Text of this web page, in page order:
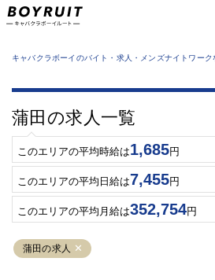
業種から探す
運営者情報
キャバクラボーイのバイト・求人・メンズナイトワー
蒲田の求人一覧
このエリアの平均時給は1,685円
このエリアの平均日給は7,455円
このエリアの平均月給は352,754円
蒲田の求人
六本木
新橋
歌舞伎町
吉祥寺
練馬
渋谷
大和
錦糸町
秋葉原
八王子
恵比寿
神田
千葉中央